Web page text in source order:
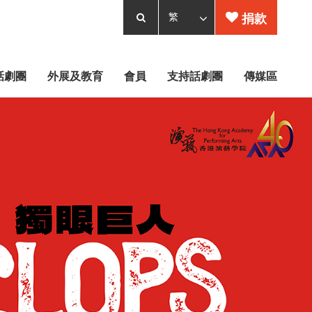
劇團 外展及教育 會員 支持話劇團 傳媒區
捐款